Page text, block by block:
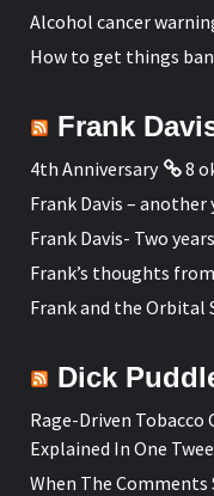
Alcohol cancer
How to get things
Frank
4th Anniversary
8
Frank Davis – another
Frank Davis- Two
Frank’s thoughts
Frank and the Orbital
Dick
Rage-Driven
Explained In One
When The Comments